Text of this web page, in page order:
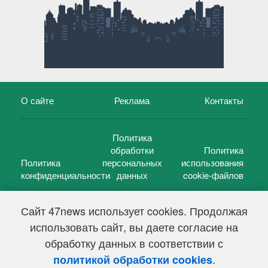
Сайт 47news использует cookies. Продолжая
использовать сайт, вы даете согласие на
обработку данных в соответствии с
политикой обработки cookies.
О сайте Реклама Контакты
Политика
конфиденциальности
Политика
обработки
персональных
данных
Политика
использования
cookie-файлов
47 новостей (47 news)2005 — 2026 г.
Свидетельство о регистрации СМИ Эл № ФС 77-39848, выдано
Федеральной службой по надзору в сфере связи,
информационных технологий и массовых коммуникаций